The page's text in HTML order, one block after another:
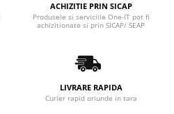
ACHIZITIE PRIN SICAP
Produsele si serviciile One-IT pot fi
achizitionate si prin SICAP/ SEAP
LIVRARE RAPIDA
Curier rapid oriunde in tara